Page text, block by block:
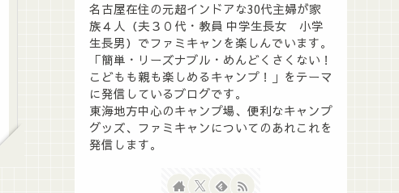
名古屋在住の元超インドアな30代主婦が家
族４人（夫３０代・教員 中学生長女 小学
生長男）でファミキャンを楽しんでいます。
「簡単・リーズナブル・めんどくさくない！
こどもも親も楽しめるキャンプ！」をテーマ
に発信しているブログです。
東海地方中心のキャンプ場、便利なキャンプ
グッズ、ファミキャンについてのあれこれを
発信します。